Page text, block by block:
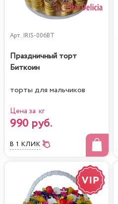
Арт. IRIS-006BT
Праздничный торт
Биткоин
торты для мальчиков
Цена за кг
990 руб.
В 1 КЛИК